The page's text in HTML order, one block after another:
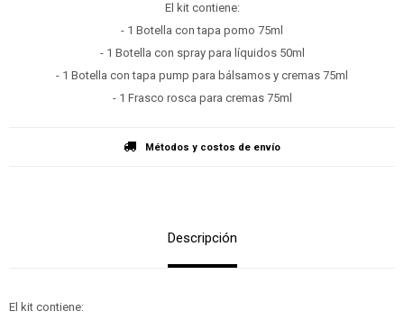
El kit contiene:
- 1 Botella con tapa pomo 75ml
- 1 Botella con spray para líquidos 50ml
- 1 Botella con tapa pump para bálsamos y cremas 75ml
- 1 Frasco rosca para cremas 75ml
Métodos y costos de envío
Descripción
El kit contiene: